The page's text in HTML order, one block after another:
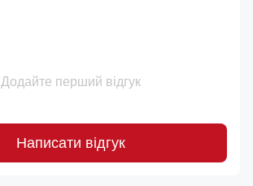
Додайте перший відгук
Написати відгук